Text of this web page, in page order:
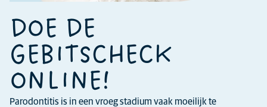
DOE DE
GEBITSCHECK
ONLINE!
Parodontitis is in een vroeg stadium vaak moeilijk te